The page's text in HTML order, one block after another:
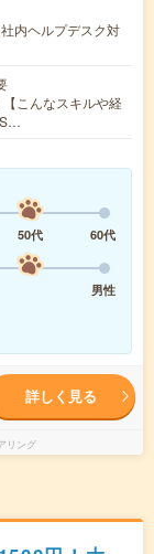
内ヘルプデスク対
こんなスキルや経
S…
50代
60代
男性
詳しく見る
リング